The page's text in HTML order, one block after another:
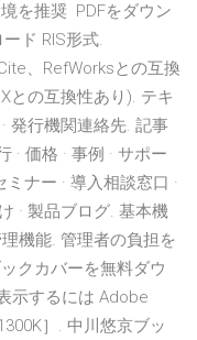
を推奨 PDFをダウン
ド RIS形式.
、RefWorksとの互換
との互換性あり). テキ
発行機関連絡先. 記事
· 価格 · 事例 · サポー
ミナー · 導入相談窓口 ·
· 製品ブログ. 基本機
機能. 管理者の負担を
クカバーを無料ダウ
示するには Adobe
］. 中川悠京ブッ